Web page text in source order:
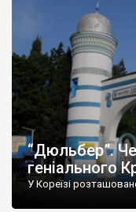
“Дюльбер”.
геніального
У Кореїзі